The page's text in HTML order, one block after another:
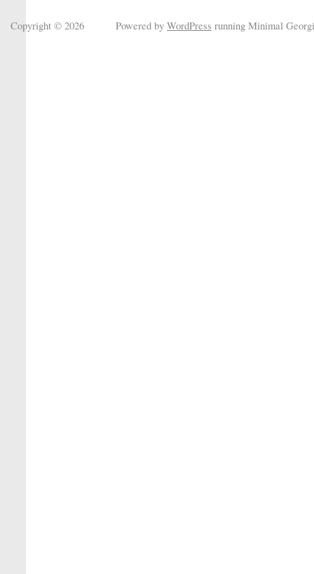
Copyright © 2026 Powered by WordPress running Minimal